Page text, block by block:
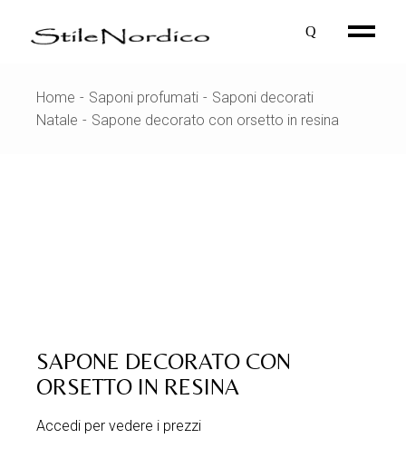
content
Home Saponi profumati
Saponi decorati
Natale
Sapone decorato con orsetto in resina
SAPONE DECORATO CON
ORSETTO IN RESINA
Accedi per vedere i prezzi